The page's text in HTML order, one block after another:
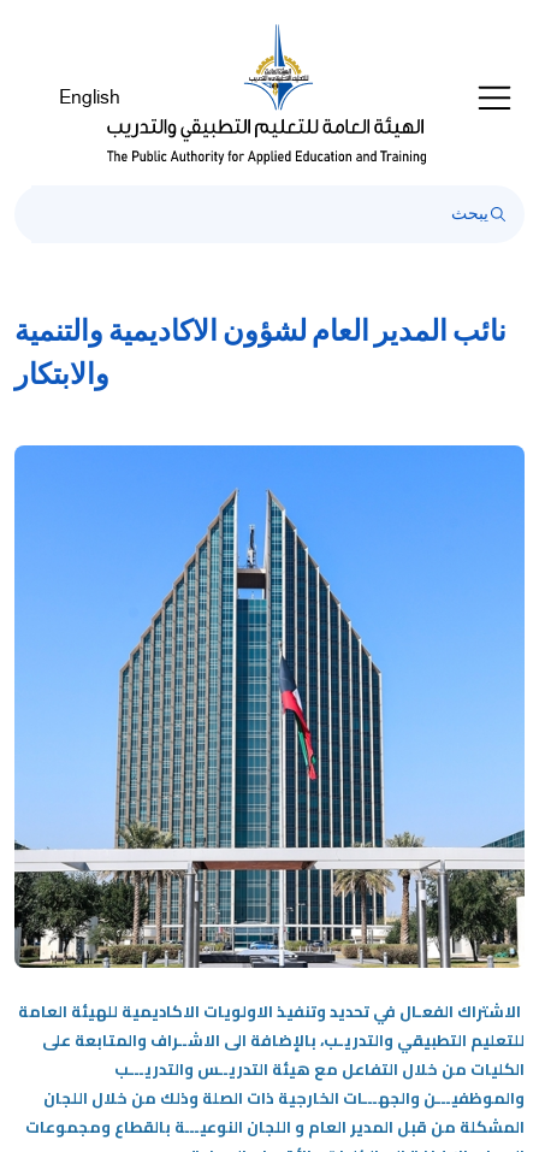
English
نائب المدير العام لشؤون الاكاديمية والتنمية
والابتكار
الاشتراك الفعـال في تحديد وتنفيذ الاولويات الاكاديمية للهيئة العامة
للتعليم التطبيقي والتدريـب، بالإضافة الى الاشــراف والمتابعة على
الكليات من خلال التفاعل مع هيئة التدريــس والتدريـــب
والموظفيـــن والجهـــات الخارجية ذات الصلة وذلك من خلال اللجان
المشكلة من قبل المدير العام و اللجان النوعيـــة بالقطاع ومجموعات